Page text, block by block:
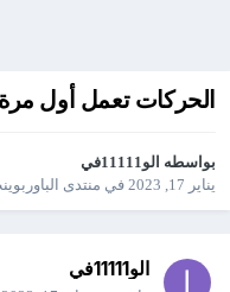
الحركات تعمل أول
بواسطه الو11111في
يناير 17, 2023
في منتدى
الو11111في